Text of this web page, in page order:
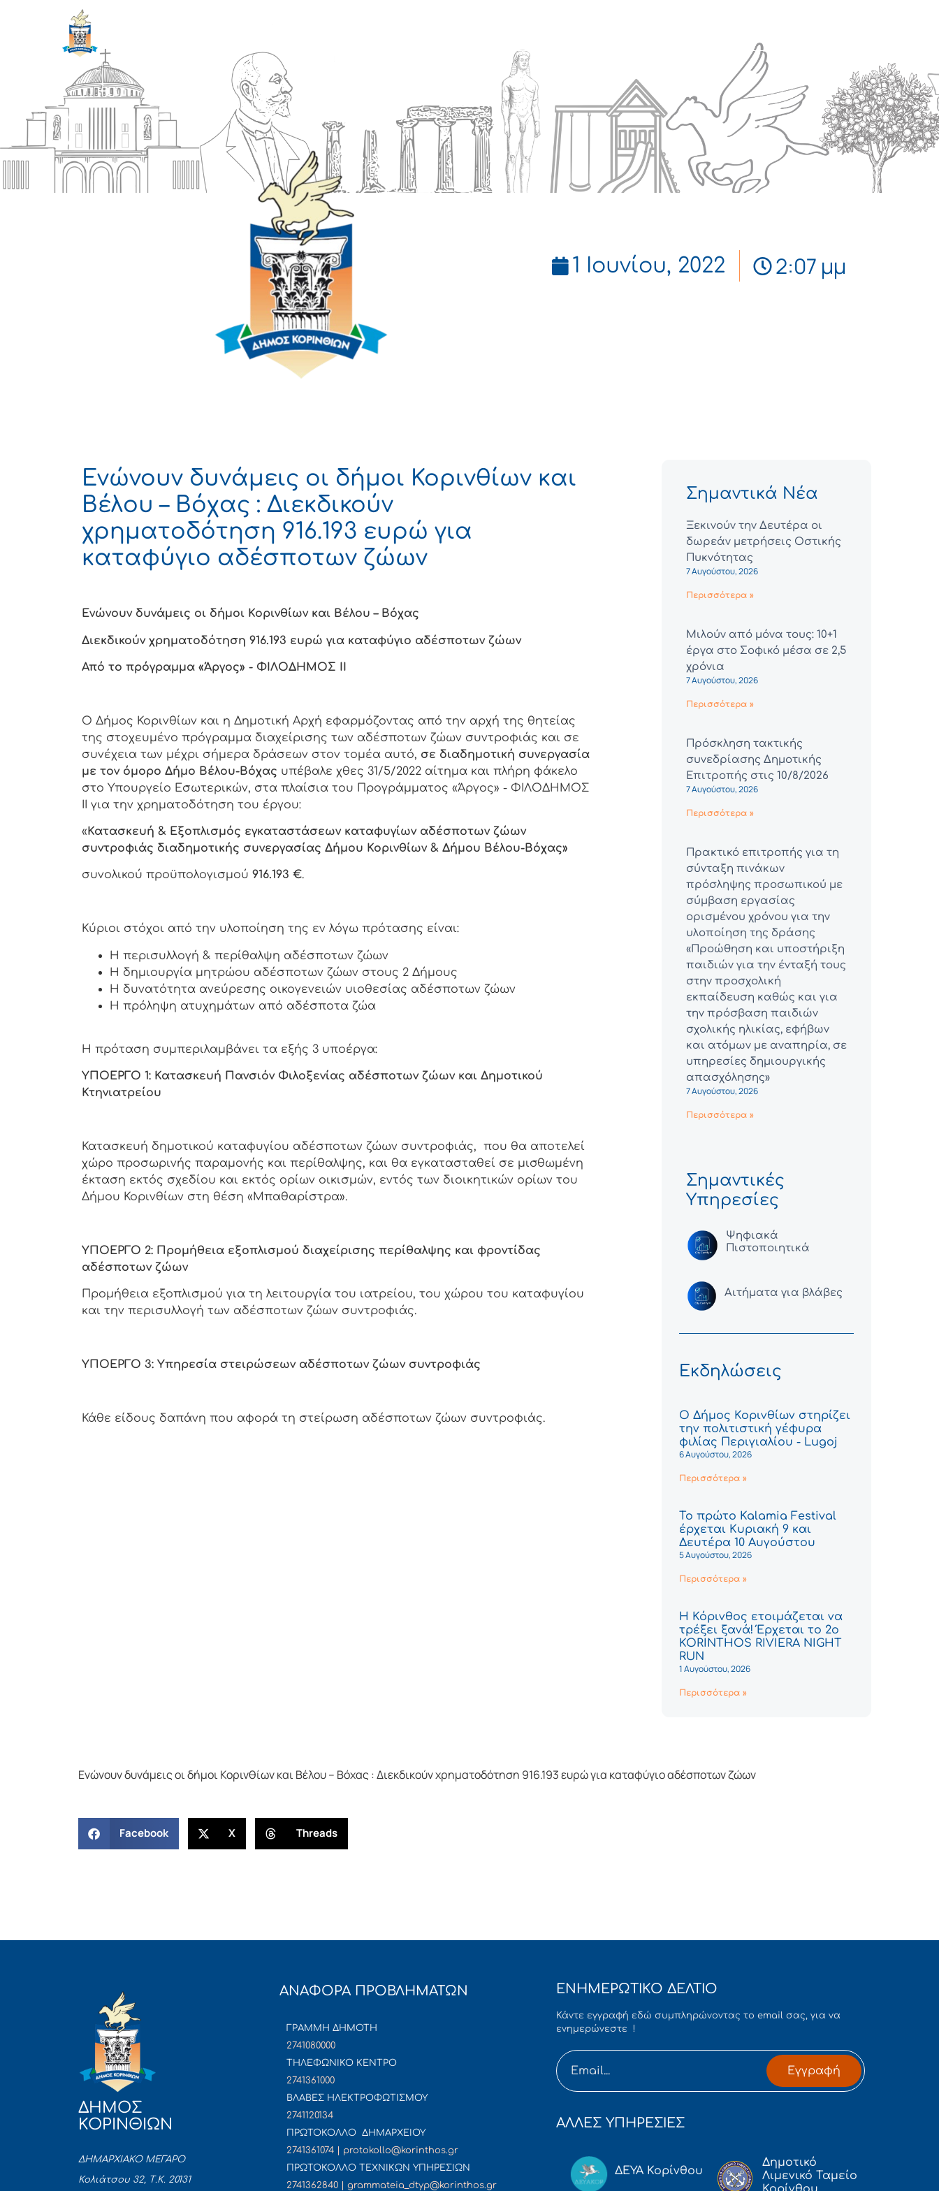
1 Ιουνίου, 2022 2:07 μμ
Ενώνουν δυνάμεις οι δήμοι Κορινθίων και
Βέλου – Βόχας : Διεκδικούν
χρηματοδότηση 916.193 ευρώ για
καταφύγιο αδέσποτων ζώων
Ενώνουν δυνάμεις οι δήμοι Κορινθίων και Βέλου – Βόχας
Διεκδικούν χρηματοδότηση 916.193 ευρώ για καταφύγιο αδέσποτων ζώων
Από το πρόγραμμα «Άργος» - ΦΙΛΟΔΗΜΟΣ ΙΙ
Ο Δήμος Κορινθίων και η Δημοτική Αρχή εφαρμόζοντας από την αρχή της θητείας
της στοχευμένο πρόγραμμα διαχείρισης των αδέσποτων ζώων συντροφιάς και σε
συνέχεια των μέχρι σήμερα δράσεων στον τομέα αυτό, σε διαδημοτική συνεργασία
με τον όμορο Δήμο Βέλου-Βόχας υπέβαλε χθες 31/5/2022 αίτημα και πλήρη φάκελο
στο Υπουργείο Εσωτερικών, στα πλαίσια του Προγράμματος «Άργος» - ΦΙΛΟΔΗΜΟΣ
ΙΙ για την χρηματοδότηση του έργου:
«Κατασκευή & Εξοπλισμός εγκαταστάσεων καταφυγίων αδέσποτων ζώων
συντροφιάς διαδημοτικής συνεργασίας Δήμου Κορινθίων & Δήμου Βέλου-Βόχας»
συνολικού προϋπολογισμού 916.193 €.
Κύριοι στόχοι από την υλοποίηση της εν λόγω πρότασης είναι:
Η περισυλλογή & περίθαλψη αδέσποτων ζώων
Η δημιουργία μητρώου αδέσποτων ζώων στους 2 Δήμους
Η δυνατότητα ανεύρεσης οικογενειών υιοθεσίας αδέσποτων ζώων
Η πρόληψη ατυχημάτων από αδέσποτα ζώα
Η πρόταση συμπεριλαμβάνει τα εξής 3 υποέργα:
ΥΠΟΕΡΓΟ 1: Κατασκευή Πανσιόν Φιλοξενίας αδέσποτων ζώων και Δημοτικού
Κτηνιατρείου
Κατασκευή δημοτικού καταφυγίου αδέσποτων ζώων συντροφιάς, που θα αποτελεί
χώρο προσωρινής παραμονής και περίθαλψης, και θα εγκατασταθεί σε μισθωμένη
έκταση εκτός σχεδίου και εκτός ορίων οικισμών, εντός των διοικητικών ορίων του
Δήμου Κορινθίων στη θέση «Μπαθαρίστρα».
ΥΠΟΕΡΓΟ 2: Προμήθεια εξοπλισμού διαχείρισης περίθαλψης και φροντίδας
αδέσποτων ζώων
Προμήθεια εξοπλισμού για τη λειτουργία του ιατρείου, του χώρου του καταφυγίου
και την περισυλλογή των αδέσποτων ζώων συντροφιάς.
ΥΠΟΕΡΓΟ 3: Υπηρεσία στειρώσεων αδέσποτων ζώων συντροφιάς
Κάθε είδους δαπάνη που αφορά τη στείρωση αδέσποτων ζώων συντροφιάς.
Σημαντικά Νέα
Ξεκινούν την Δευτέρα οι
δωρεάν μετρήσεις Οστικής
Πυκνότητας
7 Αυγούστου, 2026
Περισσότερα »
Μιλούν από μόνα τους: 10+1
έργα στο Σοφικό μέσα σε 2,5
χρόνια
7 Αυγούστου, 2026
Περισσότερα »
Πρόσκληση τακτικής
συνεδρίασης Δημοτικής
Επιτροπής στις 10/8/2026
7 Αυγούστου, 2026
Περισσότερα »
Πρακτικό επιτροπής για τη
σύνταξη πινάκων
πρόσληψης προσωπικού με
σύμβαση εργασίας
ορισμένου χρόνου για την
υλοποίηση της δράσης
«Προώθηση και υποστήριξη
παιδιών για την ένταξή τους
στην προσχολική
εκπαίδευση καθώς και για
την πρόσβαση παιδιών
σχολικής ηλικίας, εφήβων
και ατόμων με αναπηρία, σε
υπηρεσίες δημιουργικής
απασχόλησης»
7 Αυγούστου, 2026
Περισσότερα »
Σημαντικές
Υπηρεσίες
Ψηφιακά
Πιστοποιητικά
Αιτήματα για βλάβες
Εκδηλώσεις
Ο Δήμος Κορινθίων στηρίζει
την πολιτιστική γέφυρα
φιλίας Περιγιαλίου - Lugoj
6 Αυγούστου, 2026
Περισσότερα »
Το πρώτο Kalamia Festival
έρχεται Κυριακή 9 και
Δευτέρα 10 Αυγούστου
5 Αυγούστου, 2026
Περισσότερα »
Η Κόρινθος ετοιμάζεται να
τρέξει ξανά! Έρχεται το 2ο
KORINTHOS RIVIERA NIGHT
RUN
1 Αυγούστου, 2026
Περισσότερα »
Ενώνουν δυνάμεις οι δήμοι Κορινθίων και Βέλου – Βόχας : Διεκδικούν χρηματοδότηση 916.193 ευρώ για καταφύγιο αδέσποτων ζώων
Facebook X Threads
ΔΗΜΟΣ
ΚΟΡΙΝΘΙΩΝ
ΔΗΜΑΡΧΙΑΚΟ ΜΕΓΑΡΟ
Κολιάτσου 32, Τ.Κ. 20131
ΑΝΑΦΟΡΑ ΠΡΟΒΛΗΜΑΤΩΝ
ΓΡΑΜΜΗ ΔΗΜΟΤΗ
2741080000
ΤΗΛΕΦΩΝΙΚΟ ΚΕΝΤΡΟ
2741361000
ΒΛΑΒΕΣ ΗΛΕΚΤΡΟΦΩΤΙΣΜΟΥ
2741120134
ΠΡΩΤΟΚΟΛΛΟ ΔΗΜΑΡΧΕΙΟΥ
2741361074 | protokollo@korinthos.gr
ΠΡΩΤΟΚΟΛΛΟ ΤΕΧΝΙΚΩΝ ΥΠΗΡΕΣΙΩΝ
2741362840 | grammateia_dtyp@korinthos.gr
ΕΝΗΜΕΡΩΤΙΚΟ ΔΕΛΤΙΟ
Κάντε εγγραφή εδώ συμπληρώνοντας το email σας, για να
ενημερώνεστε !
Εγγραφή
ΑΛΛΕΣ ΥΠΗΡΕΣΙΕΣ
ΔΕΥΑ Κορίνθου
Δημοτικό
Λιμενικό Ταμείο